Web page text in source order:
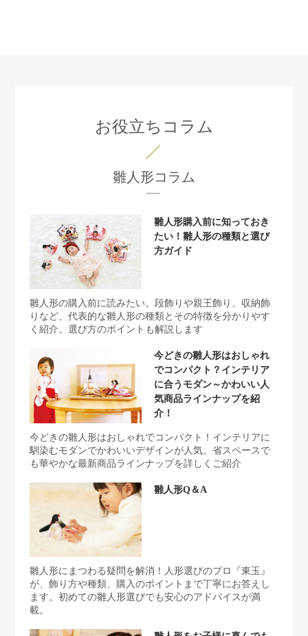
お役立ちコラム
雛人形コラム
雛人形購入前に知っておき
たい！雛人形の種類と選び
方ガイド
雛人形の購入前に読みたい。段飾りや親王飾り、収納飾
りなど、代表的な雛人形の種類とその特徴を分かりやす
く紹介。選び方のポイントも解説します
今どきの雛人形はおしゃれ
でコンパクト？インテリア
に合うモダン～かわいい人
気商品ラインナップを紹
介！
今どきの雛人形はおしゃれでコンパクト！インテリアに
馴染むモダンでかわいいデザインが人気。省スペースで
も華やかな最新商品ラインナップを詳しくご紹介
雛人形Q＆A
雛人形にまつわる疑問を解消！人形選びのプロ『東玉』
が、飾り方や種類、購入のポイントまで丁寧にお答えし
ます。初めての雛人形選びでも安心のアドバイスが満
載。